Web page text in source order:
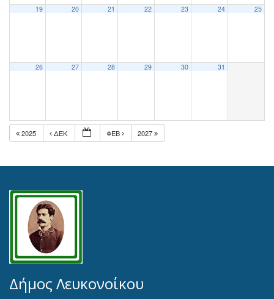
19 20 21 22 23 24 25
26 27 28 29 30 31
2025 ΔΕΚ ΦΕΒ 2027
Δήμος Λευκονοίκου